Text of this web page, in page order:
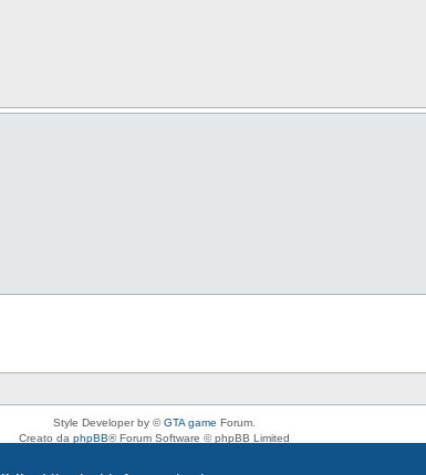
Style Developer by ©GTA game Forum.
Creato da phpBB® Forum Software © phpBB Limited